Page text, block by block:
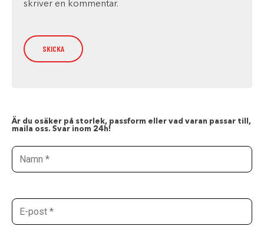
skriver en kommentar.
Är du osäker på storlek, passform eller vad varan passar till,
maila oss. Svar inom 24h!